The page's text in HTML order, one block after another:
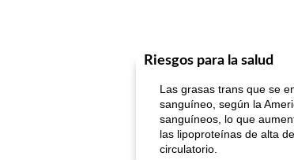
Riesgos para la salud
Las grasas trans que se
sanguíneo, según la
sanguíneos, lo que
las lipoproteínas de alta
circulatorio.